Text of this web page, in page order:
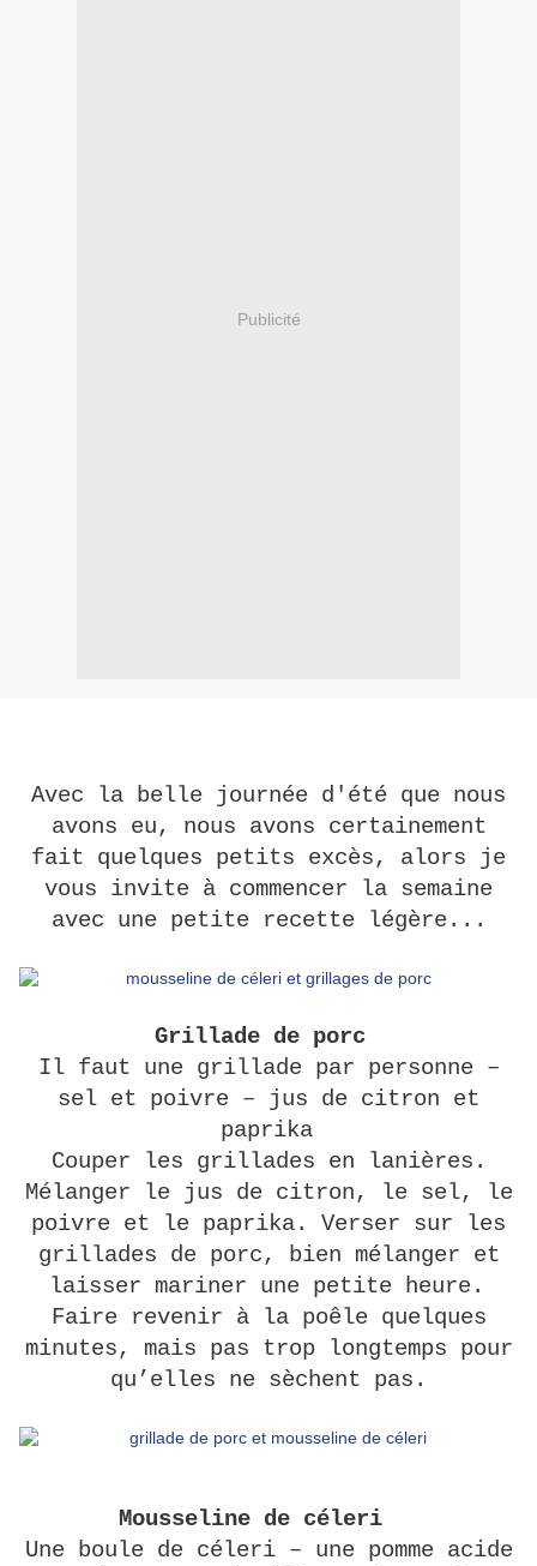
Publicité
Avec la belle journée d'été que nous
avons eu, nous avons certainement
fait quelques petits excès, alors je
vous invite à commencer la semaine
avec une petite recette légère...
Grillade de porc
Il faut une grillade par personne –
sel et poivre – jus de citron et
paprika
Couper les grillades en lanières.
Mélanger le jus de citron, le sel, le
poivre et le paprika. Verser sur les
grillades de porc, bien mélanger et
laisser mariner une petite heure.
Faire revenir à la poêle quelques
minutes, mais pas trop longtemps pour
qu’elles ne sèchent pas.
Mousseline de céleri
Une boule de céleri – une pomme acide